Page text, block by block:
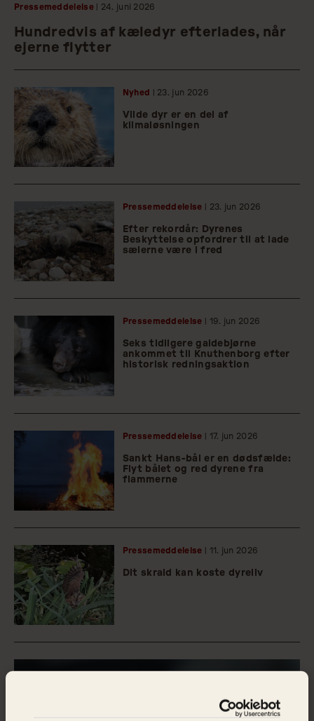
Pressemeddelelse| 24. juni 2026
Hundredvis af kæledyr efterlades, når
ejerne flytter
Nyhed | 23. jun 2026
Vilde dyr er en del af
klimaløsningen
Pressemeddelelse | 23. jun 2026
Efter rekordår: Dyrenes
Beskyttelse opfordrer til at lade
sælerne være i fred
Pressemeddelelse | 19. jun 2026
Seks tidligere galdebjørne
ankommet til Knuthenborg efter
historisk redningsaktion
Pressemeddelelse | 17. jun 2026
Sankt Hans-bål er en dødsfælde:
Flyt bålet og red dyrene fra
flammerne
Pressemeddelelse | 11. jun 2026
Dit skrald kan koste dyreliv